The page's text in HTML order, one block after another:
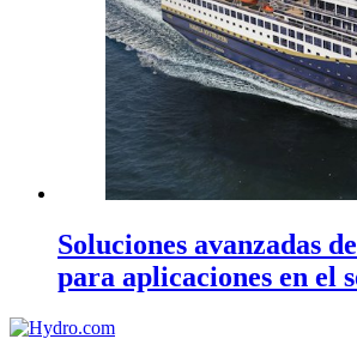
Soluciones avanzadas
para aplicaciones en el